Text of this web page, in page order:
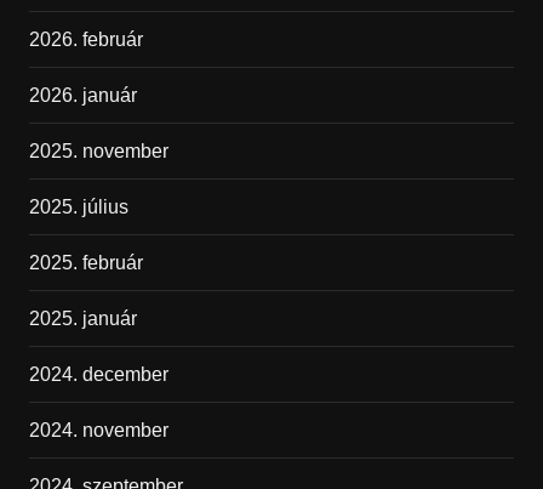
2026. február
2026. január
2025. november
2025. július
2025. február
2025. január
2024. december
2024. november